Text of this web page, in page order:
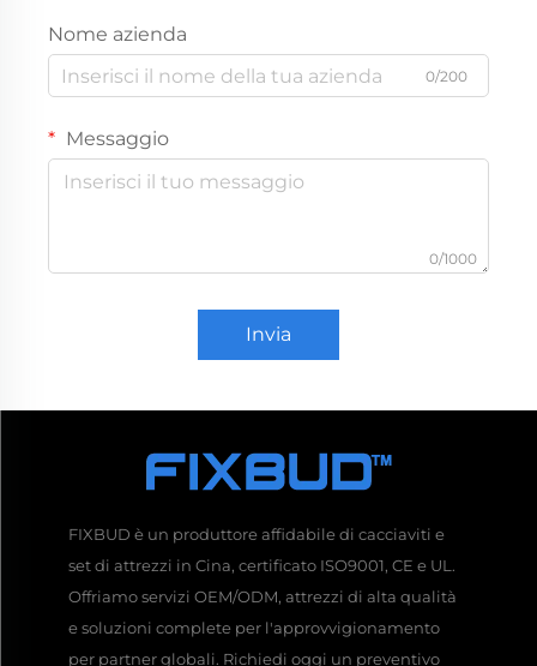
Nome azienda
0/200
Messaggio
0/1000
Invia
FIXBUD è un produttore affidabile di cacciaviti e
set di attrezzi in Cina, certificato ISO9001, CE e UL.
Offriamo servizi OEM/ODM, attrezzi di alta qualità
e soluzioni complete per l'approvvigionamento
per partner globali. Richiedi oggi un preventivo